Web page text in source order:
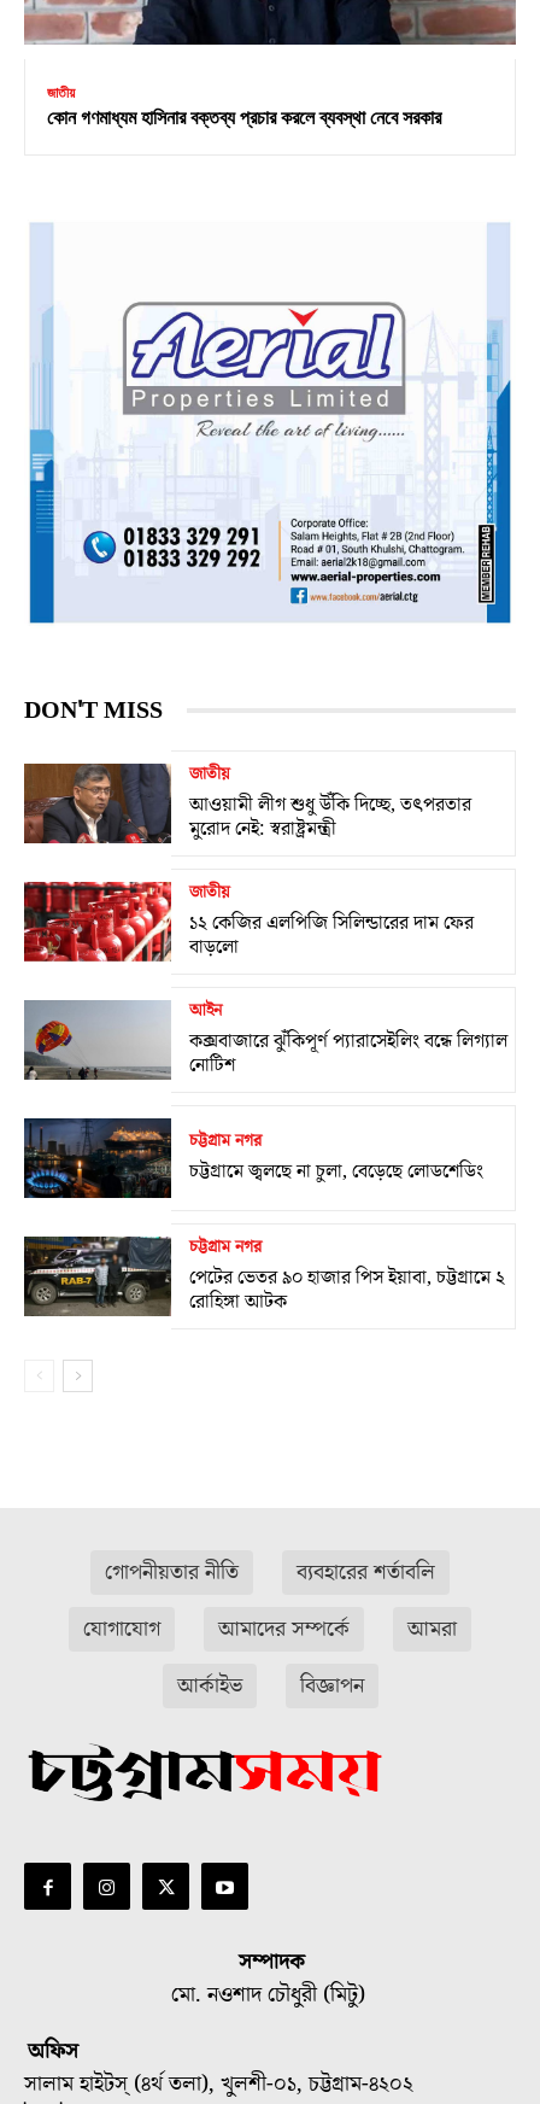
জাতীয়
কোন গণমাধ্যম হাসিনার বক্তব্য প্রচার করলে ব্যবস্থা নেবে সরকার
DON'T MISS
জাতীয়
আওয়ামী লীগ শুধু উঁকি দিচ্ছে, তৎপরতার
মুরোদ নেই: স্বরাষ্ট্রমন্ত্রী
জাতীয়
১২ কেজির এলপিজি সিলিন্ডারের দাম ফের
বাড়লো
আইন
কক্সবাজারে ঝুঁকিপূর্ণ প্যারাসেইলিং বন্ধে লিগ্যাল
নোটিশ
চট্টগ্রাম নগর
চট্টগ্রামে জ্বলছে না চুলা, বেড়েছে লোডশেডিং
চট্টগ্রাম নগর
পেটের ভেতর ৯০ হাজার পিস ইয়াবা, চট্টগ্রামে ২
রোহিঙ্গা আটক
গোপনীয়তার নীতি
ব্যবহারের শর্তাবলি
যোগাযোগ
আমাদের সম্পর্কে
আমরা
আর্কাইভ
বিজ্ঞাপন
সম্পাদক
মো. নওশাদ চৌধুরী (মিটু)
অফিস
সালাম হাইটস্ (৪র্থ তলা), খুলশী-০১, চট্টগ্রাম-৪২০২